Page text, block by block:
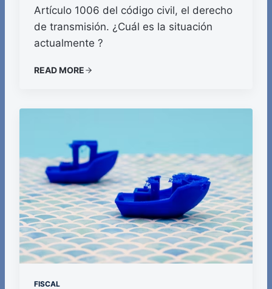
Artículo 1006 del código civil, el derecho
de transmisión. ¿Cuál es la situación
actualmente ?
READ MORE
FISCAL